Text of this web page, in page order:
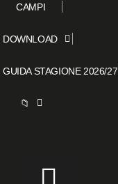
CAMPI
DOWNLOAD
GUIDA STAGIONE 2026/27
📁